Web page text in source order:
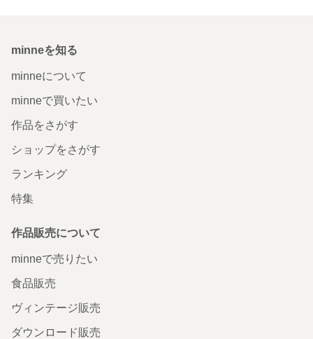
minneを知る
minneについて
minneで買いたい
作品をさがす
ショップをさがす
ランキング
特集
作品販売について
minneで売りたい
食品販売
ヴィンテージ販売
ダウンロード販売